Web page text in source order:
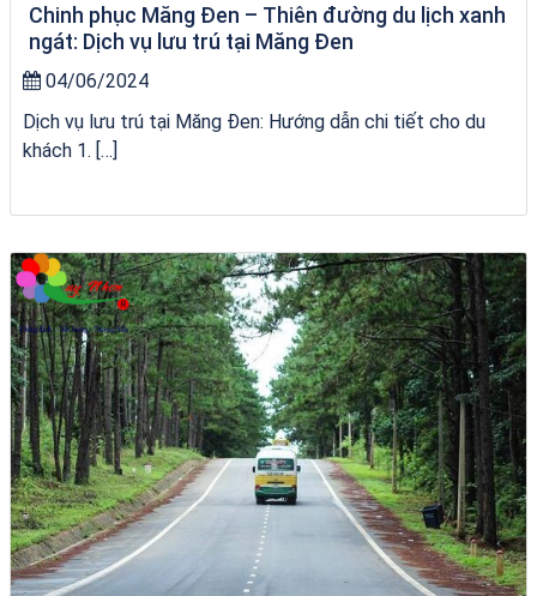
Chinh phục Măng Đen – Thiên đường du lịch xanh
ngát: Dịch vụ lưu trú tại Măng Đen
04/06/2024
Dịch vụ lưu trú tại Măng Đen: Hướng dẫn chi tiết cho du
khách 1. […]
Tour Sóc Trăng Phú Yên